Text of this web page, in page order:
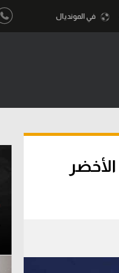
كرة السلة الأمريكية
كرة سلة
رياضة نسائية
في المونديال